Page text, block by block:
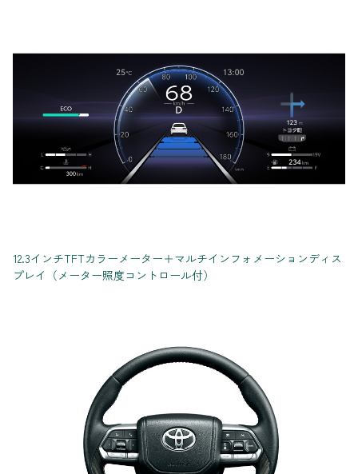
12.3インチTFTカラーメーター＋マルチインフォメーションディス
プレイ（メーター照度コントロール付）